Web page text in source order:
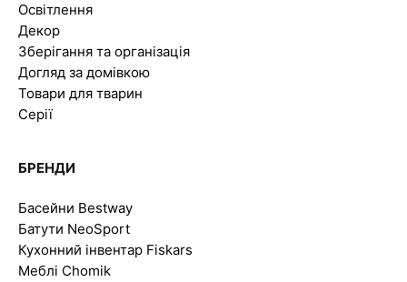
Освітлення
Декор
Зберігання та організація
Догляд за домівкою
Товари для тварин
Серії
БРЕНДИ
Басейни Bestway
Батути NeoSport
Кухонний інвентар Fiskars
Меблі Chomik